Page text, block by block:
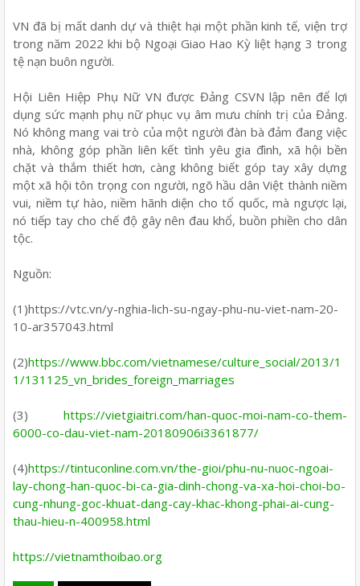
VN đã bị mất danh dự và thiệt hại một phần kinh tế, viện trợ
trong năm 2022 khi bộ Ngoại Giao Hao Kỳ liệt hạng 3 trong
tệ nạn buôn người.
Hội Liên Hiệp Phụ Nữ VN được Đảng CSVN lập nên để lợi
dụng sức mạnh phụ nữ phục vụ âm mưu chính trị của Đảng.
Nó không mang vai trò của một người đàn bà đảm đang việc
nhà, không góp phần liên kết tình yêu gia đình, xã hội bền
chặt và thắm thiết hơn, càng không biết góp tay xây dựng
một xã hội tôn trọng con người, ngõ hầu dân Việt thành niềm
vui, niềm tự hào, niềm hãnh diện cho tổ quốc, mà ngược lại,
nó tiếp tay cho chế độ gây nên đau khổ, buồn phiền cho dân
tộc.
Nguồn:
(1)https://vtc.vn/y-nghia-lich-su-ngay-phu-nu-viet-nam-20-
10-ar357043.html
(2)https://www.bbc.com/vietnamese/culture_social/2013/1
1/131125_vn_brides_foreign_marriages
(3) https://vietgiaitri.com/han-quoc-moi-nam-co-them-
6000-co-dau-viet-nam-20180906i3361877/
(4)https://tintuconline.com.vn/the-gioi/phu-nu-nuoc-ngoai-
lay-chong-han-quoc-bi-ca-gia-dinh-chong-va-xa-hoi-choi-bo-
cung-nhung-goc-khuat-dang-cay-khac-khong-phai-ai-cung-
thau-hieu-n-400958.html
https://vietnamthoibao.org